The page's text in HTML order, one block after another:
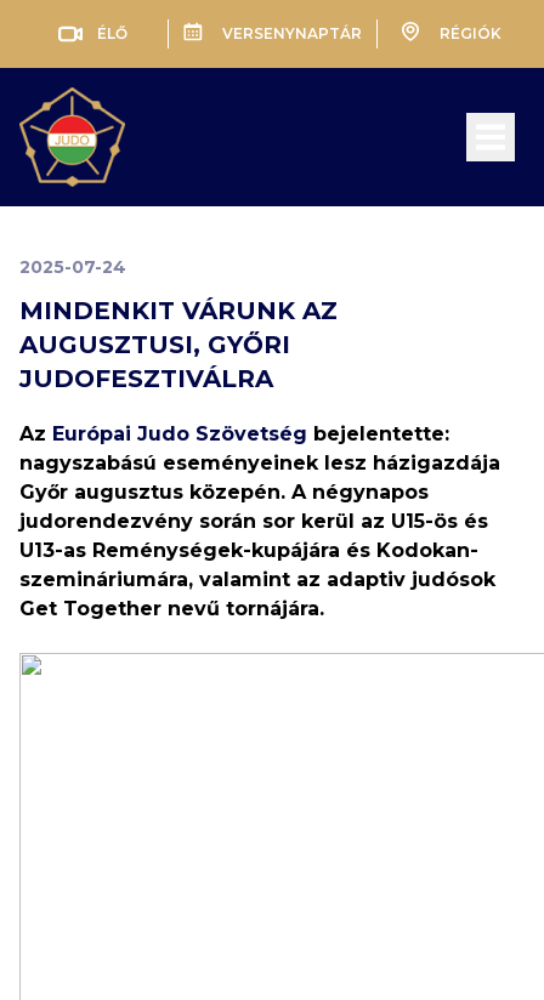
ÉLŐ VERSENYNAPTÁR RÉGIÓK
2025-07-24
MINDENKIT VÁRUNK AZ
AUGUSZTUSI, GYŐRI
JUDOFESZTIVÁLRA
Az Európai Judo Szövetség bejelentette:
nagyszabású eseményeinek lesz házigazdája
Győr augusztus közepén. A négynapos
judorendezvény során sor kerül az U15-ös és
U13-as Reménységek-kupájára és Kodokan-
szemináriumára, valamint az adaptiv judósok
Get Together nevű tornájára.